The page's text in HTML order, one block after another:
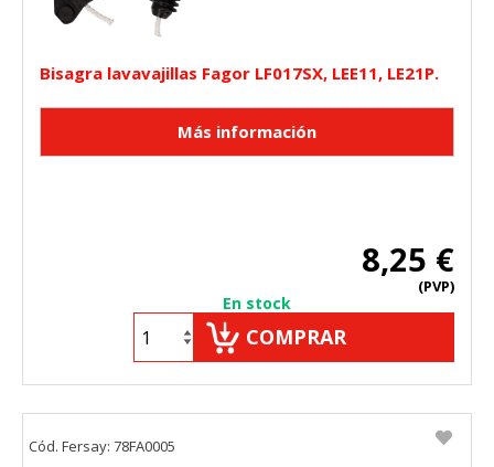
Bisagra lavavajillas Fagor LF017SX, LEE11, LE21P.
8,25 €
(PVP)
En stock
COMPRAR
Cód. Fersay: 78FA0005